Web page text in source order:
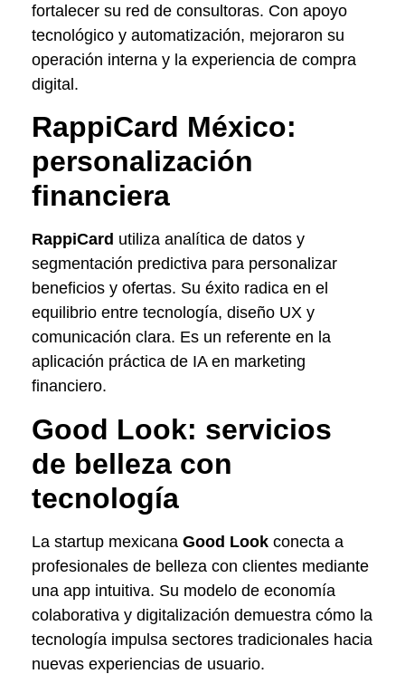
fortalecer su red de consultoras. Con apoyo
tecnológico y automatización, mejoraron su
operación interna y la experiencia de compra
digital.
RappiCard México:
personalización
financiera
RappiCard utiliza analítica de datos y
segmentación predictiva para personalizar
beneficios y ofertas. Su éxito radica en el
equilibrio entre tecnología, diseño UX y
comunicación clara. Es un referente en la
aplicación práctica de IA en marketing
financiero.
Good Look: servicios
de belleza con
tecnología
La startup mexicana Good Look conecta a
profesionales de belleza con clientes mediante
una app intuitiva. Su modelo de economía
colaborativa y digitalización demuestra cómo la
tecnología impulsa sectores tradicionales hacia
nuevas experiencias de usuario.